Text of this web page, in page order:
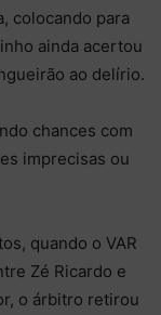
colocando para
ainda acertou
ao delírio.
chances com
imprecisas ou
quando o VAR
Zé Ricardo e
o árbitro retirou